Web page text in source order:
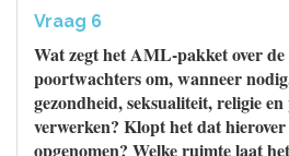
Vraag 6
Wat zegt het AML-pakket over
poortwachters om, wanneer
gezondheid, seksualiteit, religie
verwerken? Klopt het dat hierover
opgenomen? Welke ruimte laat